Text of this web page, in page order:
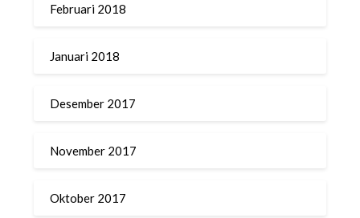
Februari 2018
Januari 2018
Desember 2017
November 2017
Oktober 2017